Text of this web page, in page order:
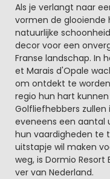
Als je verlangt naar
vormen de glooiende
natuurlijke
decor voor een
Franse landschap. In
et Marais d'Opale
om ontdekt te
regio hun hart
Golfliefhebbers
eveneens een aantal
hun vaardigheden te
uitstapje wil maken
weg, is Dormio Resort
ver van Nederland.